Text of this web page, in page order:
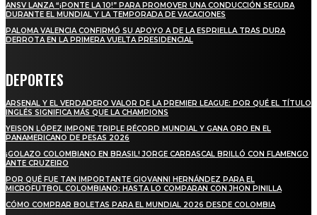
ANSV LANZA “¡PONTE LA 10!” PARA PROMOVER UNA CONDUCCIÓN SEGURA
DURANTE EL MUNDIAL Y LA TEMPORADA DE VACACIONES
PALOMA VALENCIA CONFIRMÓ SU APOYO A DE LA ESPRIELLA TRAS DURA
DERROTA EN LA PRIMERA VUELTA PRESIDENCIAL
DEPORTES
ARSENAL Y EL VERDADERO VALOR DE LA PREMIER LEAGUE: POR QUÉ EL TÍTULO
INGLÉS SIGNIFICA MÁS QUE LA CHAMPIONS
YEISON LÓPEZ IMPONE TRIPLE RÉCORD MUNDIAL Y GANA ORO EN EL
PANAMERICANO DE PESAS 2026
¡GOLAZO COLOMBIANO EN BRASIL! JORGE CARRASCAL BRILLÓ CON FLAMENGO
ANTE CRUZEIRO
POR QUÉ FUE TAN IMPORTANTE GIOVANNI HERNÁNDEZ PARA EL
MICROFUTBOL COLOMBIANO: HASTA LO COMPARAN CON JHON PINILLA
CÓMO COMPRAR BOLETAS PARA EL MUNDIAL 2026 DESDE COLOMBIA